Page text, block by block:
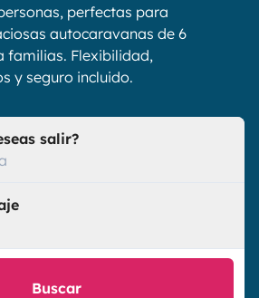
perfectas para
autocaravanas de 6
familias. Flexibilidad,
y seguro incluido.
salir?
Buscar